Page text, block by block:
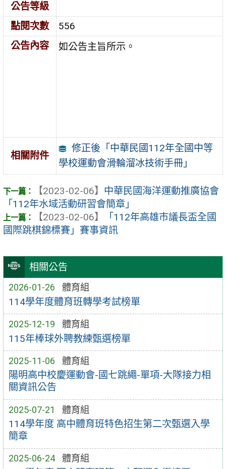
相關公告
2026-01-26 體育組
114學年度體育班轉學考試榜單
2025-12-19 體育組
115年棒球外聘教練甄選榜單
2025-11-06 體育組
陽明高中校慶運動會-國七跳繩-單項-大隊接力相
關資訊公告
2025-07-21 體育組
114學年度 高中體育班特色招生第二次甄選入學
簡章
2025-06-24 體育組
公告等級
點閱次數
556
公告內容
如公告主旨所示。
相關附件
修正後「中華民國112年全國中等
學校運動會滑輪溜冰技術手冊」
【2023-02-06】 中華民國海洋運動推廣協會
「112年水域活動研習會簡章」
【2023-02-06】
「112年高雄市議長盃全國
國際跳棋錦標賽」賽事資訊